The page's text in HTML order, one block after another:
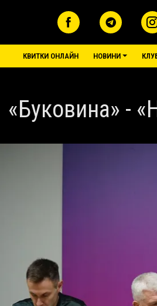
основне меню
КВИТКИ ОНЛАЙН НОВИНИ
«Буковина» -